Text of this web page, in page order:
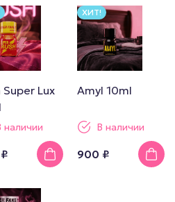
Super Lux
наличии
ХИТ!
Amyl 10ml
В наличии
900 ₽